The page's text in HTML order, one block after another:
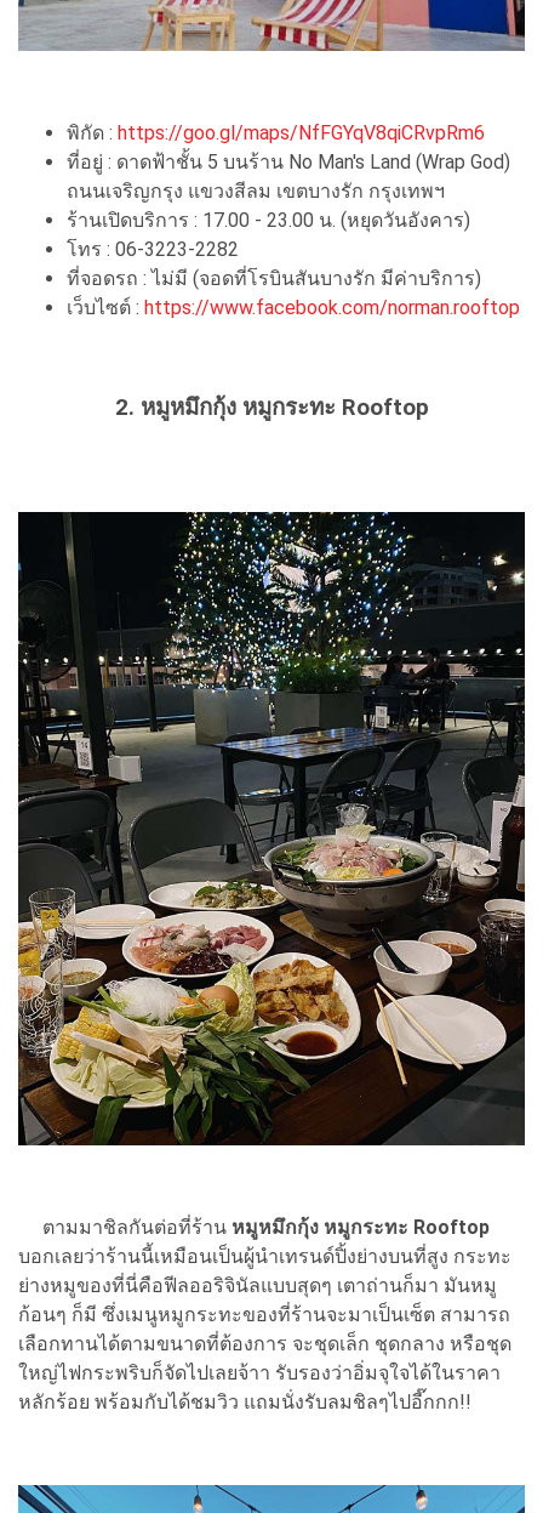
พิกัด : https://goo.gl/maps/NfFGYqV8qiCRvpRm6
ที่อยู่ : ดาดฟ้าชั้น 5 บนร้าน No Man's Land (Wrap God)
ถนนเจริญกรุง แขวงสีลม เขตบางรัก กรุงเทพฯ
ร้านเปิดบริการ : 17.00 - 23.00 น. (หยุดวันอังคาร)
โทร : 06-3223-2282
ที่จอดรถ : ไม่มี (จอดที่โรบินสันบางรัก มีค่าบริการ)
เว็บไซต์ : https://www.facebook.com/norman.rooftop
2. หมูหมึกกุ้ง หมูกระทะ Rooftop
ตามมาชิลกันต่อที่ร้าน หมูหมึกกุ้ง หมูกระทะ Rooftop
บอกเลยว่าร้านนี้เหมือนเป็นผู้นำเทรนด์ปิ้งย่างบนที่สูง กระทะ
ย่างหมูของที่นี่คือฟีลออริจินัลแบบสุดๆ เตาถ่านก็มา มันหมู
ก้อนๆ ก็มี ซึ่งเมนูหมูกระทะของที่ร้านจะมาเป็นเซ็ต สามารถ
เลือกทานได้ตามขนาดที่ต้องการ จะชุดเล็ก ชุดกลาง หรือชุด
ใหญ่ไฟกระพริบก็จัดไปเลยจ้าา รับรองว่าอิ่มจุใจได้ในราคา
หลักร้อย พร้อมกับได้ชมวิว แถมนั่งรับลมชิลๆไปอี๊กกก!!